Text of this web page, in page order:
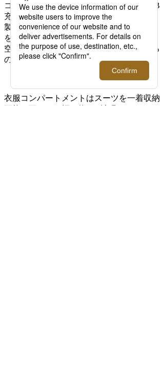
コンパートメントと複数のポケット、USB
充電ポート(モバイルバッテリー自体は本
製品に含まれません。)を備えたポケット
を装備。忙しいビジネスマンにとっては、
空港の待ち時間に充電をすることもできる
ので、嬉しい機能だ。
衣服コンパートメントはスーツを一着収納